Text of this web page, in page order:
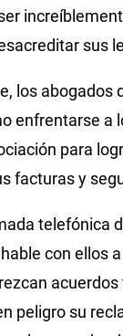
sus
los abogados
enfrentarse a
para
facturas y
telefónica
con ellos
peligro su